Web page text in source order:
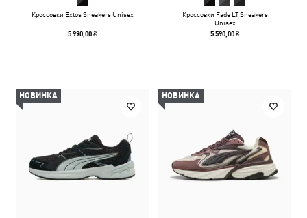
Кроссовки Extos Sneakers Unisex
5 990,00 ₴
Кроссовки Fade LT Sneakers
Unisex
5 590,00 ₴
НОВИНКА НОВИНКА